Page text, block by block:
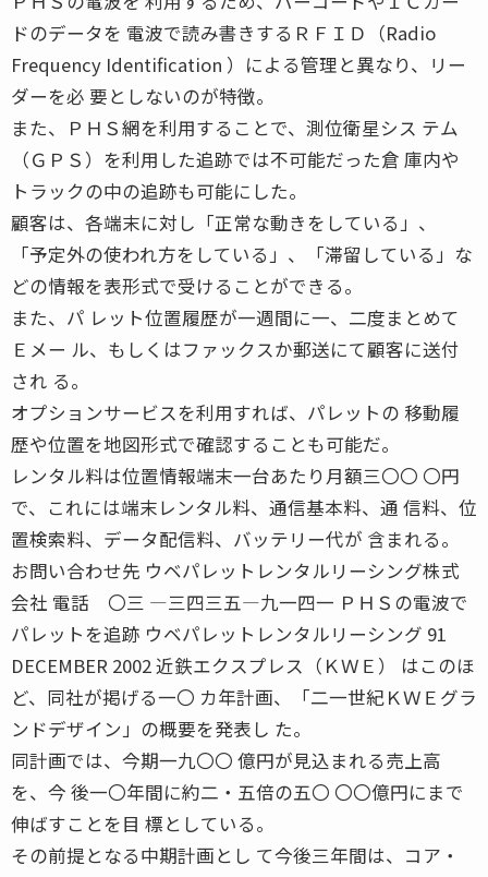
ドのデータを 電波で読み書きするＲＦＩＤ（Radio
Frequency Identification ）による管理と異なり、リー
ダーを必 要としないのが特徴。
また、ＰＨＳ網を利用することで、測位衛星シス テム
（ＧＰＳ）を利用した追跡では不可能だった倉 庫内や
トラックの中の追跡も可能にした。
顧客は、各端末に対し「正常な動きをしている」、
「予定外の使われ方をしている」、「滞留している」な
どの情報を表形式で受けることができる。
また、パ レット位置履歴が一週間に一、二度まとめて
Ｅメー ル、もしくはファックスか郵送にて顧客に送付
され る。
オプションサービスを利用すれば、パレットの 移動履
歴や位置を地図形式で確認することも可能だ。
レンタル料は位置情報端末一台あたり月額三〇〇 〇円
で、これには端末レンタル料、通信基本料、通 信料、位
置検索料、データ配信料、バッテリー代が 含まれる。
お問い合わせ先 ウベパレットレンタルリーシング株式
会社 電話 〇三 ―三四三五―九一四一 ＰＨＳの電波で
パレットを追跡 ウベパレットレンタルリーシング 91
DECEMBER 2002 近鉄エクスプレス（ＫＷＥ） はこのほ
ど、同社が掲げる一〇 カ年計画、「二一世紀ＫＷＥグラ
ンドデザイン」の概要を発表し た。
同計画では、今期一九〇〇 億円が見込まれる売上高
を、今 後一〇年間に約二・五倍の五〇 〇〇億円にまで
伸ばすことを目 標としている。
その前提となる中期計画とし て今後三年間は、コア・